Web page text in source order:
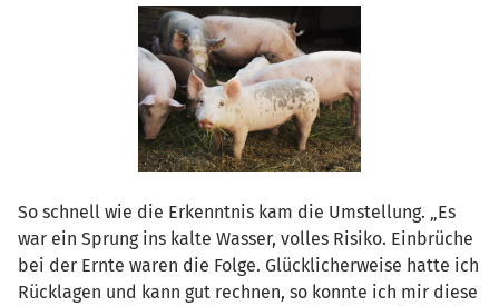
So schnell wie die Erkenntnis kam die Umstellung. „Es
war ein Sprung ins kalte Wasser, volles Risiko. Einbrüche
bei der Ernte waren die Folge. Glücklicherweise hatte ich
Rücklagen und kann gut rechnen, so konnte ich mir diese